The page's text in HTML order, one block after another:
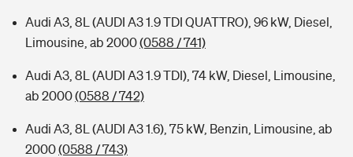
Audi A3, 8L (AUDI A3 1.9 TDI QUATTRO), 96 kW, Diesel,
Limousine, ab 2000(0588 / 741)
Audi A3, 8L (AUDI A3 1.9 TDI), 74 kW, Diesel, Limousine,
ab 2000(0588 / 742)
Audi A3, 8L (AUDI A3 1.6), 75 kW, Benzin, Limousine, ab
2000(0588 / 743)